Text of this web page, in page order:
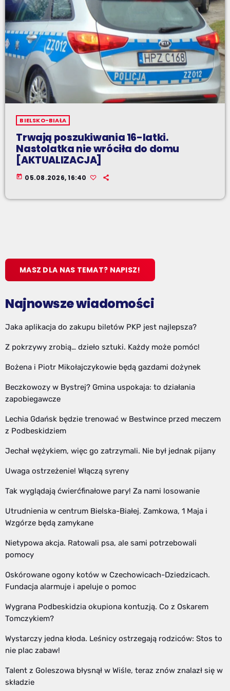
BIELSKO-BIAŁA
Trwają poszukiwania 16-latki.
Nastolatka nie wróciła do domu
[AKTUALIZACJA]
today 05.08.2026, 16:40
MASZ DLA NAS TEMAT? NAPISZ!
Najnowsze wiadomości
Jaka aplikacja do zakupu biletów PKP jest najlepsza?
Z pokrzywy zrobią… dzieło sztuki. Każdy może pomóc!
Bożena i Piotr Mikołajczykowie będą gazdami dożynek
Beczkowozy w Bystrej? Gmina uspokaja: to działania
zapobiegawcze
Lechia Gdańsk będzie trenować w Bestwince przed meczem
z Podbeskidziem
Jechał wężykiem, więc go zatrzymali. Nie był jednak pijany
Uwaga ostrzeżenie! Włączą syreny
Tak wyglądają ćwierćfinałowe pary! Za nami losowanie
Utrudnienia w centrum Bielska-Białej. Zamkowa, 1 Maja i
Wzgórze będą zamykane
Nietypowa akcja. Ratowali psa, ale sami potrzebowali
pomocy
Oskórowane ogony kotów w Czechowicach-Dziedzicach.
Fundacja alarmuje i apeluje o pomoc
Wygrana Podbeskidzia okupiona kontuzją. Co z Oskarem
Tomczykiem?
Wystarczy jedna kłoda. Leśnicy ostrzegają rodziców: Stos to
nie plac zabaw!
Talent z Goleszowa błysnął w Wiśle, teraz znów znalazł się w
składzie